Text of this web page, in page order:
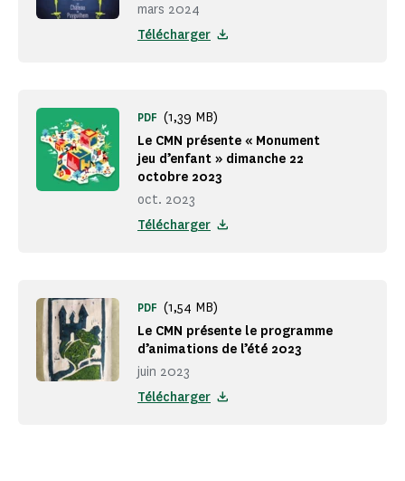
mars 2024
Télécharger
Le CMN présente « Monument
jeu d’enfant » dimanche 22
octobre 2023
oct. 2023
PDF (1,39 MB)
Télécharger
Le CMN présente le programme
d’animations de l’été 2023
juin 2023
PDF (1,54 MB)
Télécharger